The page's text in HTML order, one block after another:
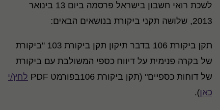
לשכת רואי חשבון בישראל פרסמה ביום 13 בינואר
2013, שלושה תקני ביקורת בנושאים הבאים:
תקן ביקורת 106 בדבר תיקון תקן ביקורת 103 "ביקורת
של בקרה פנימית על דיווח כספי המשולבת עם ביקורת
של דוחות כספיים" (תקן ביקורת 106בפורמט PDF
לחץ/י
כאן).